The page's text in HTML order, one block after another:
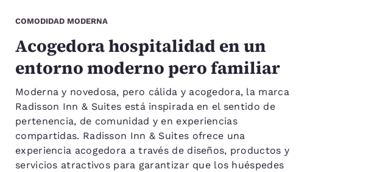
COMODIDAD MODERNA
Acogedora hospitalidad en un
entorno moderno pero familiar
Moderna y novedosa, pero cálida y acogedora, la marca
Radisson Inn & Suites está inspirada en el sentido de
pertenencia, de comunidad y en experiencias
compartidas. Radisson Inn & Suites ofrece una
experiencia acogedora a través de diseños, productos y
servicios atractivos para garantizar que los huéspedes